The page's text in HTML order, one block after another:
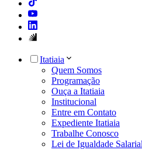
Itatiaia
Quem Somos
Programação
Ouça a Itatiaia
Institucional
Entre em Contato
Expediente Itatiaia
Trabalhe Conosco
Lei de Igualdade Salarial